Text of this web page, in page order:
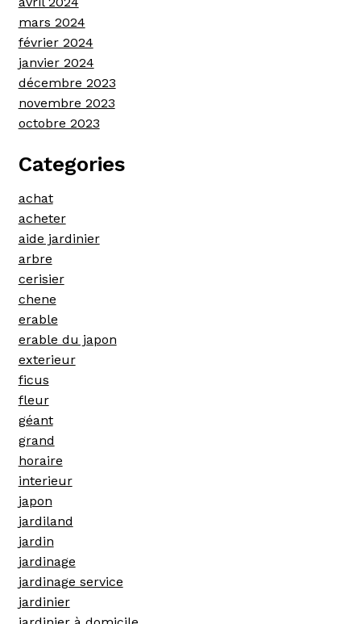
mars 2024
février 2024
janvier 2024
décembre 2023
novembre 2023
octobre 2023
Categories
achat
acheter
aide jardinier
arbre
cerisier
chene
erable
erable du japon
exterieur
ficus
fleur
géant
grand
horaire
interieur
japon
jardiland
jardin
jardinage
jardinage service
jardinier